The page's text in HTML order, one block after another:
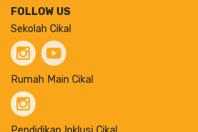
FOLLOW US
Sekolah Cikal
Rumah Main Cikal